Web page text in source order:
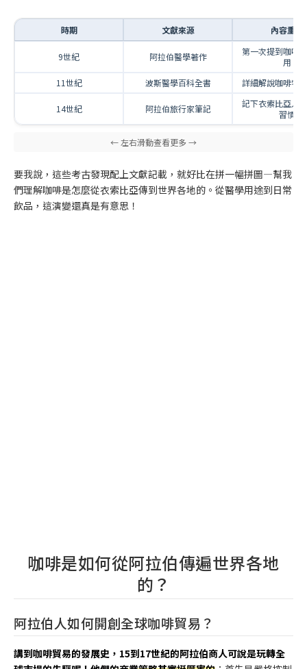
時期 文獻來源 內容重點
9世紀 阿拉伯醫學著作
第一次提到咖啡
用
11世紀
波斯醫學百科全書 詳細解說咖啡特
14世紀 阿拉伯旅行家筆記
記下衣索比亞人
習慣
要我說，這些考古發現配上文獻記載，就好比在拼一幅拼圖—幫我
們理解咖啡是怎麼從衣索比亞傳到世界各地的。從醫學用途到日常
飲品，這演變還真是有意思！
咖啡是如何從阿拉伯傳遍世界各地
的？
阿拉伯人如何開創全球咖啡貿易？
講到咖啡貿易的發展史，15到17世紀的阿拉伯商人可說是玩轉全